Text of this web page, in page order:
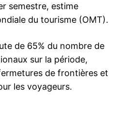
semestre, estime
du tourisme (OMT).
de 65% du nombre de
sur la période,
de frontières et
les voyageurs.